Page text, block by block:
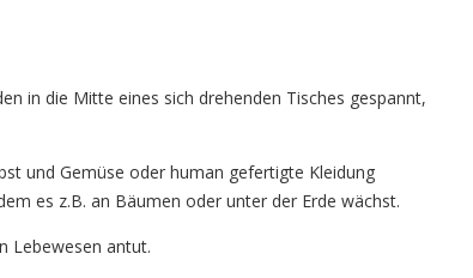
in die Mitte eines sich drehenden Tisches gespannt,
und Gemüse oder human gefertigte Kleidung
es z.B. an Bäumen oder unter der Erde wächst.
Lebewesen antut.